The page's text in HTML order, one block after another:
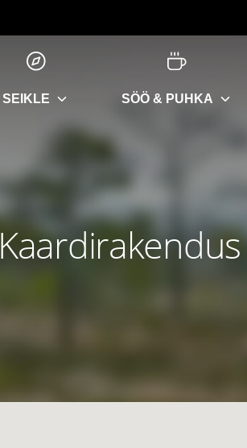
SEIKLE SÖÖ & PUHKA
Kaardirakendus